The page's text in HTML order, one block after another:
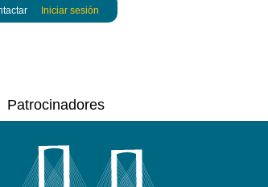
Iniciar sesión
Patrocinadores